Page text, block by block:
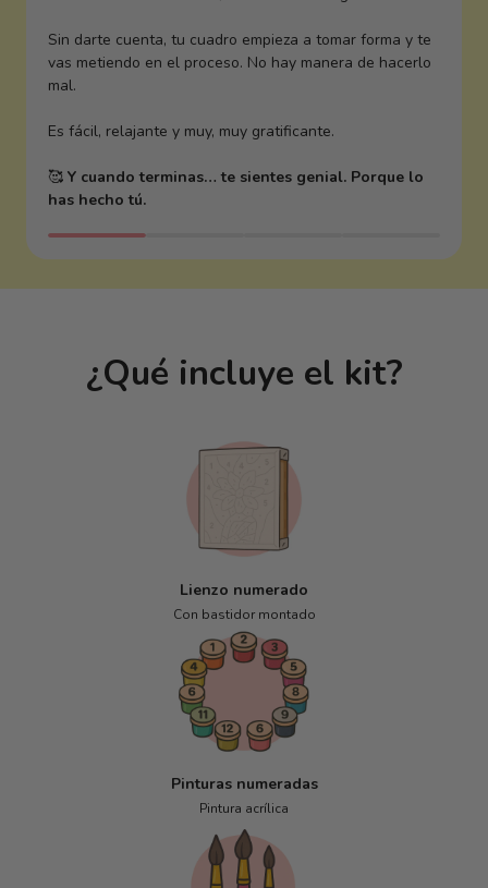
Sin darte cuenta, tu cuadro empieza a tomar forma y te
vas metiendo en el proceso. No hay manera de hacerlo
mal.
Es fácil, relajante y muy, muy gratificante.
🥰 Y cuando terminas… te sientes genial. Porque lo
has hecho tú.
¿Qué incluye el kit?
Lienzo numerado
Con bastidor montado
Pinturas numeradas
Pintura acrílica